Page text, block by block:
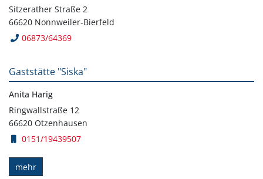
Sitzerather Straße 2
66620 Nonnweiler-Bierfeld
06873/64369
Gaststätte "Siska"
Anita Harig
Ringwallstraße 12
66620 Otzenhausen
0151/19439507
mehr